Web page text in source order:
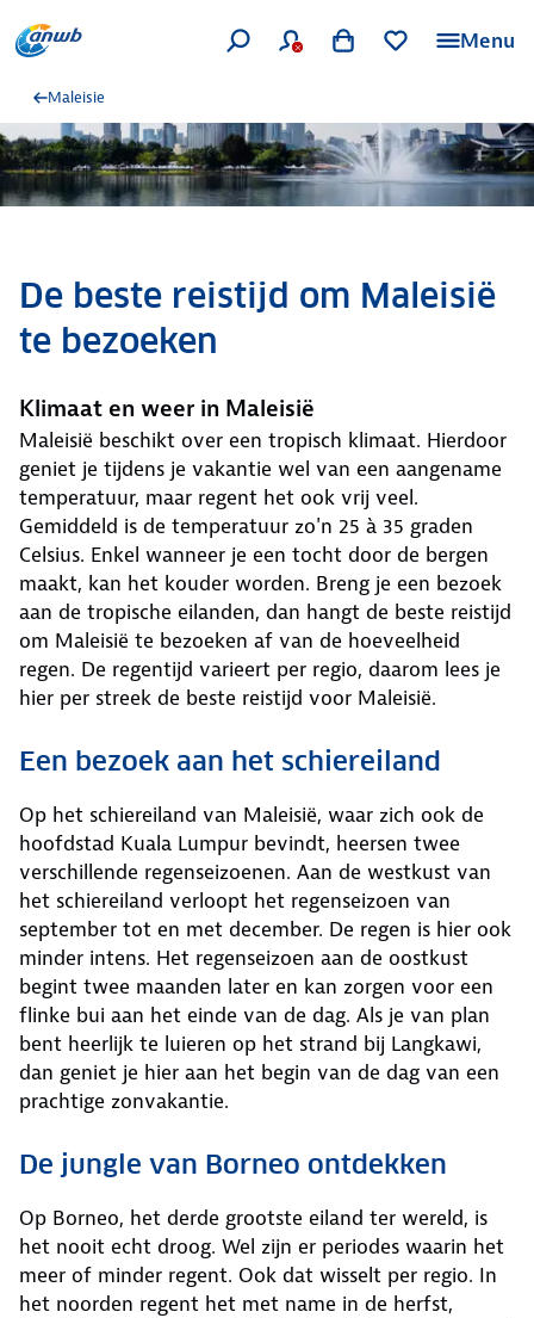
Menu
Maleisie
De beste reistijd om Maleisië
te bezoeken
Klimaat en weer in Maleisië
Maleisië beschikt over een tropisch klimaat. Hierdoor
geniet je tijdens je vakantie wel van een aangename
temperatuur, maar regent het ook vrij veel.
Gemiddeld is de temperatuur zo'n 25 à 35 graden
Celsius. Enkel wanneer je een tocht door de bergen
maakt, kan het kouder worden. Breng je een bezoek
aan de tropische eilanden, dan hangt de beste reistijd
om Maleisië te bezoeken af van de hoeveelheid
regen. De regentijd varieert per regio, daarom lees je
hier per streek de beste reistijd voor Maleisië.
Een bezoek aan het schiereiland
Op het schiereiland van Maleisië, waar zich ook de
hoofdstad Kuala Lumpur bevindt, heersen twee
verschillende regenseizoenen. Aan de westkust van
het schiereiland verloopt het regenseizoen van
september tot en met december. De regen is hier ook
minder intens. Het regenseizoen aan de oostkust
begint twee maanden later en kan zorgen voor een
flinke bui aan het einde van de dag. Als je van plan
bent heerlijk te luieren op het strand bij Langkawi,
dan geniet je hier aan het begin van de dag van een
prachtige zonvakantie.
De jungle van Borneo ontdekken
Op Borneo, het derde grootste eiland ter wereld, is
het nooit echt droog. Wel zijn er periodes waarin het
meer of minder regent. Ook dat wisselt per regio. In
het noorden regent het met name in de herfst,